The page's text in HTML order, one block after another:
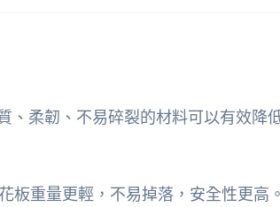
、柔韌、不易碎裂的材料可以有效降
板重量更輕，不易掉落，安全性更高